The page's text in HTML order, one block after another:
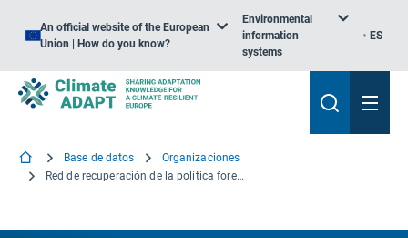
An official website of the European
Union | How do you know?
Environmental
information
systems
ES
Base de datos
Organizaciones
Red de recuperación de la política forestal